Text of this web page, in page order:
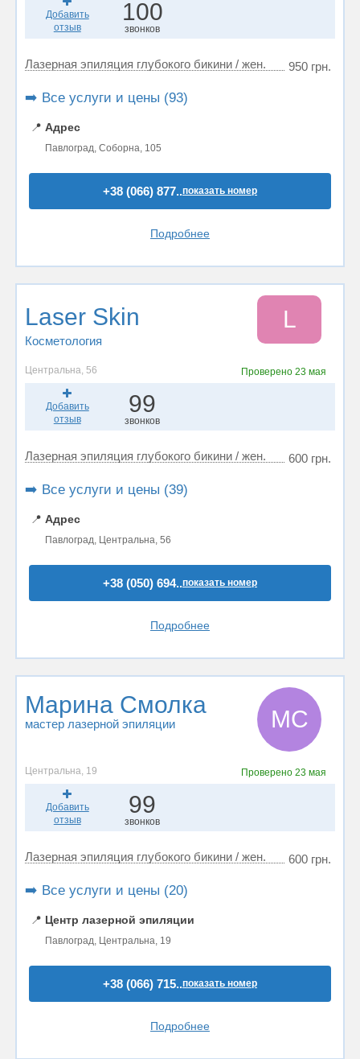
Добавить
отзыв
100
звонков
Лазерная эпиляция глубокого бикини / жен. 950 грн.
➡️ Все услуги и цены (93)
📍 Адрес
Павлоград, Соборна, 105
+38 (066) 877..показать номер
Подробнее
Laser Skin
Косметология
L
Центральна, 56 Проверено 23 мая
Добавить
отзыв
99
звонков
Лазерная эпиляция глубокого бикини / жен. 600 грн.
➡️ Все услуги и цены (39)
📍 Адрес
Павлоград, Центральна, 56
+38 (050) 694..показать номер
Подробнее
Марина Смолка
мастер лазерной эпиляции МС
Центральна, 19 Проверено 23 мая
Добавить
отзыв
99
звонков
Лазерная эпиляция глубокого бикини / жен. 600 грн.
➡️ Все услуги и цены (20)
📍 Центр лазерной эпиляции
Павлоград, Центральна, 19
+38 (066) 715..показать номер
Подробнее